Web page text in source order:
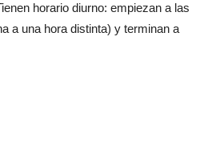
horario diurno: empiezan a las
a una hora distinta) y terminan a